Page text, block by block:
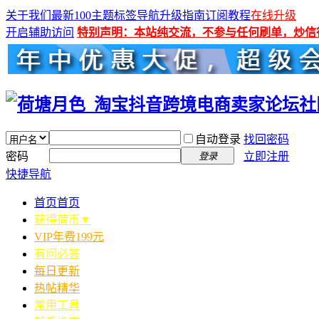
关于我们 最新100主题标签导航升级指南订阅教程在线升级
开启辅助访问 特别声明：本站纯交流，不参与任何刷单，炒信
自动登录 找回密码
密码
登录
立即注册
快捷导航
首页首页
获得荷币▼
VIP年费199元
有问必答
每日更新
热帖精华
常用工具